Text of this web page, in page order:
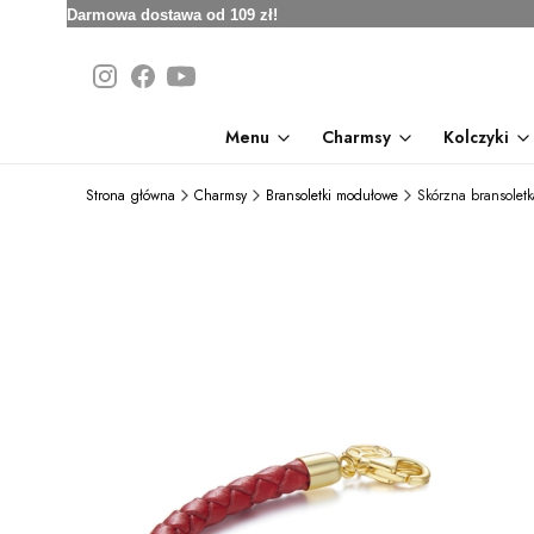
Darmowa dostawa od 109 zł!
Menu Charmsy Kolczyki
Strona główna Charmsy Bransoletki modułowe Skórzna